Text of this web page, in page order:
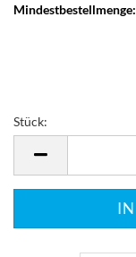
Mindestbestellmenge:
Stück: